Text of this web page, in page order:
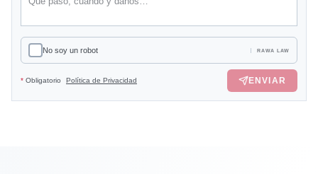
No soy un robot RAWA LAW
* Obligatorio Política de Privacidad ENVIAR